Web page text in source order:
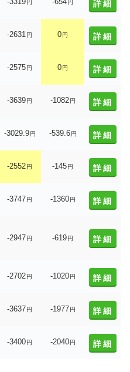
-3319円 -654円 詳細
-2631円 0円 詳細
-2575円 0円 詳細
-3639円 -1082 円 詳細
-3029.9 円 -539.6 円 詳細
-2552円 -145円 詳細
-3747円 -1360 円 詳細
-2947円 -619円 詳細
-2702円 -1020 円 詳細
-3637円 -1977 円 詳細
-3400円 -2040 円 詳細